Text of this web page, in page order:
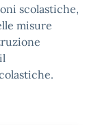
scolastiche,
misure